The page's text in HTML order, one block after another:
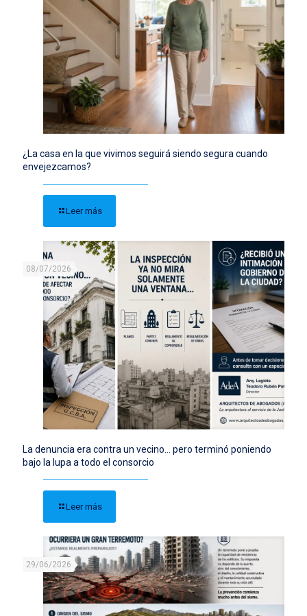
¿La casa en la que vivimos seguirá siendo segura cuando
envejezcamos?
Leer más
08/07/2026
La denuncia era contra un vecino… pero terminó poniendo
bajo la lupa a todo el consorcio
Leer más
29/06/2026